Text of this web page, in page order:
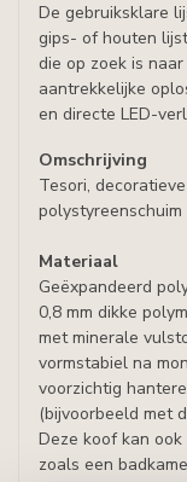
De gebruiksklare
gips- of houten
die op zoek is
aantrekkelijke
en directe LED-
Omschrijving
Tesori, decoratieve
polystyreenschuim
Materiaal
Geëxpandeerd
0,8 mm dikke
met minerale
vormstabiel na
voorzichtig
(bijvoorbeeld met
Deze koof kan
zoals een